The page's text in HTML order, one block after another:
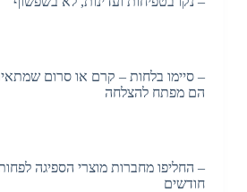
– סיימו בלחות – קרם או סרום
הם מפתח להצלחה
– החליפו מחברות מוצרי הספיגה
חודשים